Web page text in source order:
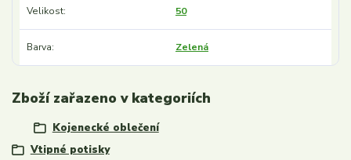
Velikost 50
Barva Zelená
Zboží zařazeno v kategoriích
Kojenecké oblečení
Vtipné potisky